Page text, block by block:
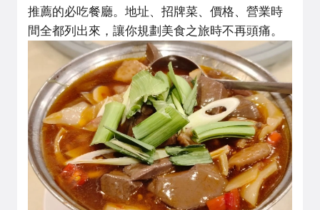
推薦的必吃餐廳。地址、招牌菜、價格、營業時
間全都列出來，讓你規劃美食之旅時不再頭痛。